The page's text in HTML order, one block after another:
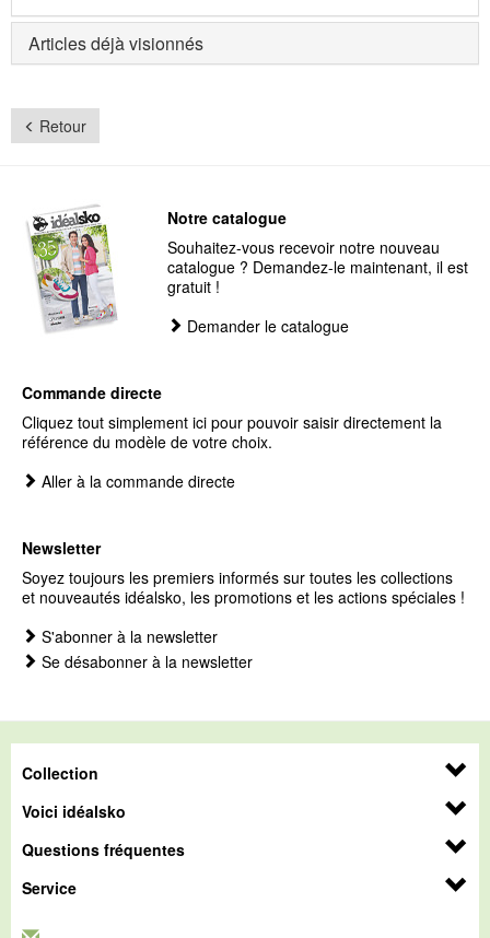
Articles déjà visionnés
Retour
Notre catalogue
Souhaitez-vous recevoir notre nouveau
catalogue ? Demandez-le maintenant, il est
gratuit !
Demander le catalogue
Commande directe
Cliquez tout simplement ici pour pouvoir saisir directement la
référence du modèle de votre choix.
Aller à la commande directe
Newsletter
Soyez toujours les premiers informés sur toutes les collections
et nouveautés idéalsko, les promotions et les actions spéciales !
S'abonner à la newsletter
Se désabonner à la newsletter
Collection
Voici idéalsko
Questions fréquentes
Service